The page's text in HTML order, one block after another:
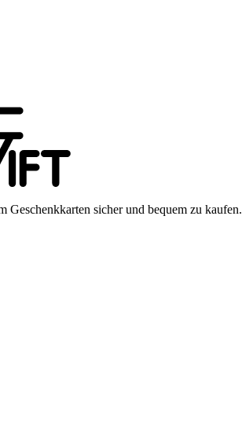
Geschenkkarten sicher und bequem zu kaufen.